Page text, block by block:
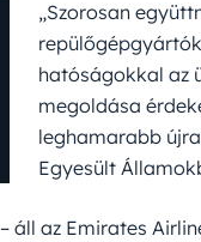
„Szorosan
hatóságokkal az
megoldása
leghamarabb
Egyesült
– áll az Emirates